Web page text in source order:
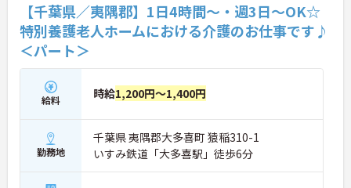
【千葉県／夷隅郡】1日4時間～・週3日～OK☆
特別養護老人ホームにおける介護のお仕事です♪
＜パート＞
給料 時給1,200円～1,400円
勤務地
千葉県 夷隅郡大多喜町 猿稲310-1
いすみ鉄道「大多喜駅」徒歩6分